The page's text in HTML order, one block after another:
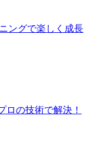
ングで楽しく成長
ロの技術で解決！